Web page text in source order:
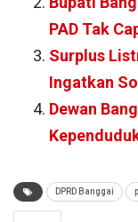
PAD Tak
Surplus
Ingatkan
Dewan
DPRD Banggai